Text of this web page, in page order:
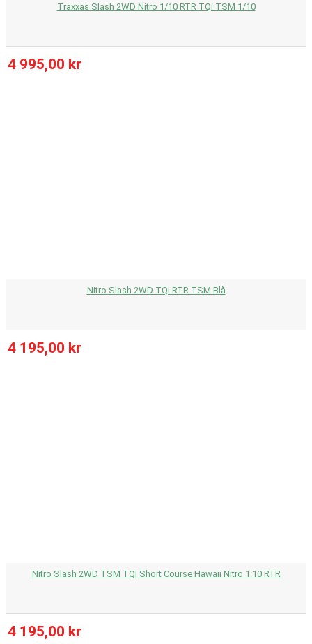
Traxxas Slash 2WD Nitro 1/10 RTR TQi TSM 1/10
4 995,00 kr
Nitro Slash 2WD TQi RTR TSM Blå
4 195,00 kr
Nitro Slash 2WD TSM TQI Short Course Hawaii Nitro 1:10 RTR
4 195,00 kr